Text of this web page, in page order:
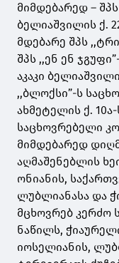
მიმდებარედ –
ბელიაშვილის ქ.
მდებარე შპს
შპს ,,ენ ენ
აკაკი
,,ბლოქსი”-ს
ახმეტელის ქ.
საცხოვრებელი
მიმდებარედ
აღმაშენებლის
ონიანის,
ლუბლიანასა და
მცხოვრებ კერძო
ნაწილს,
იოსელიანის,